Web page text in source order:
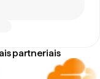
partneriais